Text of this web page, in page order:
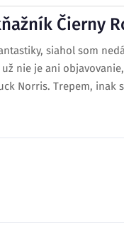
Čierny
siahol som
nie je ani
Norris. Trepem, inak